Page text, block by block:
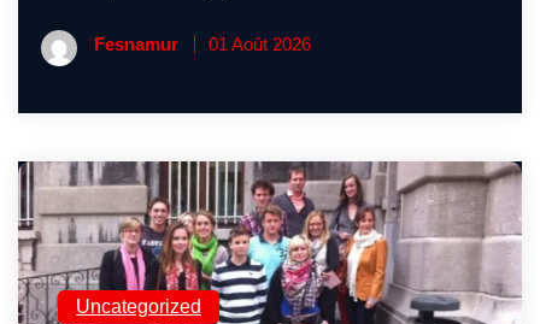
Fesnamur 01 Août 2026
Uncategorized